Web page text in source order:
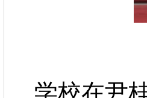
学校在尹